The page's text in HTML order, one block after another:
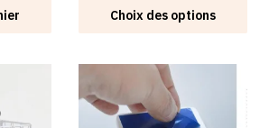
Choix des options
Ce
produit
plusieurs
variations.
Les